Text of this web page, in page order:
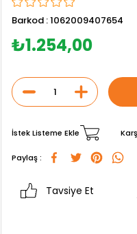
Barkod :1062009407654
₺1.254,00
İstek Listeme Ekle
Paylaş :
Tavsiye Et